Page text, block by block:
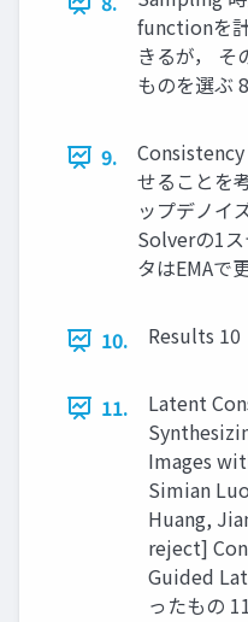
functionを
きるが， そ
ものを選ぶ 8
9.
せることを
ップデノイ
Solverの1
タはEMAで
10. Results 10
11.
Latent
Images
Simian
Huang,
reject]
Guided
ったもの 11